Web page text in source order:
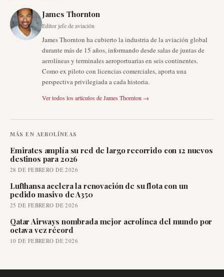
James Thornton
Editor jefe de aviación
James Thornton ha cubierto la industria de la aviación global
durante más de 15 años, informando desde salas de juntas de
aerolíneas y terminales aeroportuarias en seis continentes.
Como ex piloto con licencias comerciales, aporta una
perspectiva privilegiada a cada historia.
Ver todos los artículos deJames Thornton →
MÁS EN AEROLÍNEAS
Emirates amplía su red de largo recorrido con 12 nuevos
destinos para 2026
28 DE FEBRERO DE 2026
Lufthansa acelera la renovación de su flota con un
pedido masivo de A350
25 DE FEBRERO DE 2026
Qatar Airways nombrada mejor aerolínea del mundo por
octava vez récord
10 DE FEBRERO DE 2026